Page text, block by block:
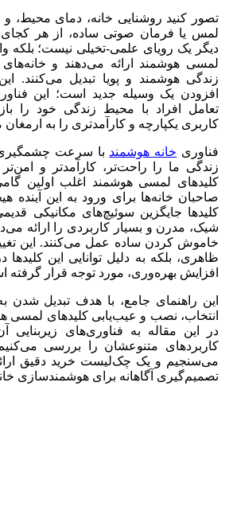
تصور کنید روشنایی خانه، دمای محیط، و
لمس یا فرمان صوتی ساده، از هر کجای
دیگر یک رویای علمی-تخیلی نیست؛ بلکه
لمسی هوشمند ارائه می‌دهند و
زندگی هوشمند و پویا تبدیل می‌کنند.
افزودن یک وسیله جدید است؛ این
تعامل افراد با محیط زندگی خود را
کاربری یکپارچه و کارآمدتری را به ارمغان
فناوری خانه هوشمند با سرعت
زندگی ما را راحت‌تر، کارآمدتر و
کلیدهای لمسی هوشمند اغلب اولین
صاحبان خانه‌ها برای ورود به این آینده
کلیدها جایگزین سوئیچ‌های مکانیکی
شیک، مدرن و بسیار کاربردی را ارائه
خاموش کردن ساده عمل می‌کنند. این
ظاهری، بلکه به دلیل توانایی این
افزایش بهره‌وری، مورد توجه قرار گرفته
این راهنمای جامع، با هدف تبدیل شدن
انتخاب، نصب و عیب‌یابی کلیدهای لمسی
در این مقاله به فناوری‌های زیربنایی
کاربردهای متنوعشان را بررسی
می‌سنجیم و یک چک‌لیست خرید دقیق
تصمیم‌گیری آگاهانه برای هوشمندسازی